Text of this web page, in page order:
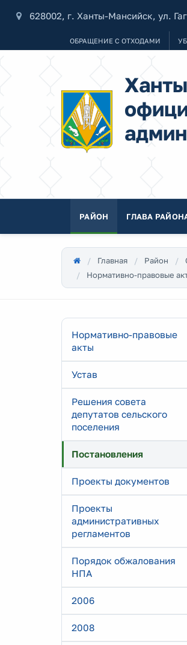
628002, г. Ханты-Мансийск, ул.
ОБРАЩЕНИЕ С ОТХОДАМИ
РАЙОН ГЛАВА
Главная Район
Нормативно-правовые
Нормативно-правовые
акты
Устав
Решения совета
депутатов сельского
поселения
Постановления
Проекты документов
Проекты
административных
регламентов
Порядок обжалования
НПА
2006
2008